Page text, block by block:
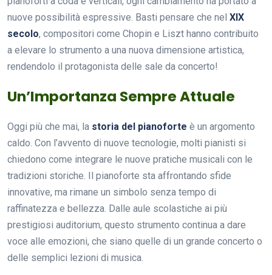
nuove possibilità espressive. Basti pensare che nel XIX
secolo, compositori come Chopin e Liszt hanno contribuito
a elevare lo strumento a una nuova dimensione artistica,
rendendolo il protagonista delle sale da concerto!
Un’Importanza Sempre Attuale
Oggi più che mai, la storia del pianoforte è un argomento
caldo. Con l’avvento di nuove tecnologie, molti pianisti si
chiedono come integrare le nuove pratiche musicali con le
tradizioni storiche. Il pianoforte sta affrontando sfide
innovative, ma rimane un simbolo senza tempo di
raffinatezza e bellezza. Dalle aule scolastiche ai più
prestigiosi auditorium, questo strumento continua a dare
voce alle emozioni, che siano quelle di un grande concerto o
delle semplici lezioni di musica.